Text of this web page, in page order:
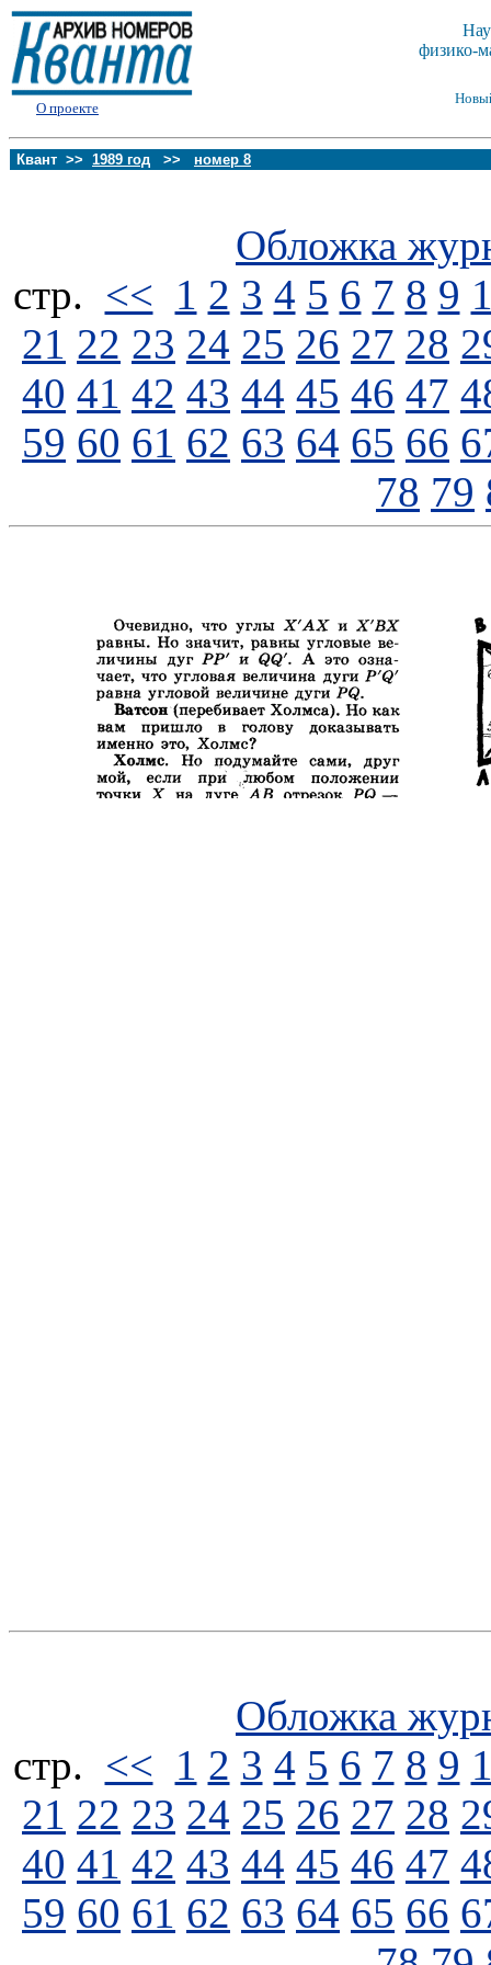
О проекте
физико-
Квант >> 1989 год >> номер 8
Обложка
стp. << 1 2 3 4 5 6 7 8 9
21 22 23 24 25 26 27 28
40 41 42 43 44 45 46 47
59 60 61 62 63 64 65 66
78 79
Обложка
стp. << 1 2 3 4 5 6 7 8 9
21 22 23 24 25 26 27 28
40 41 42 43 44 45 46 47
59 60 61 62 63 64 65 66